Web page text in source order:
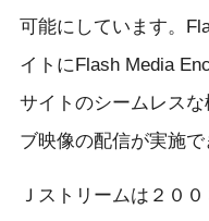
可能にしています。
イトにFlash Media
サイトのシームレス
ブ映像の配信が実施で
Ｊストリームは２０